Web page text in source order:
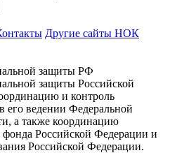
Другие сайты НОК
защиты РФ
защиты Российской
и контроль
его ведении Федеральной
а также координацию
фонда Российской Федерации и
Российской Федерации.